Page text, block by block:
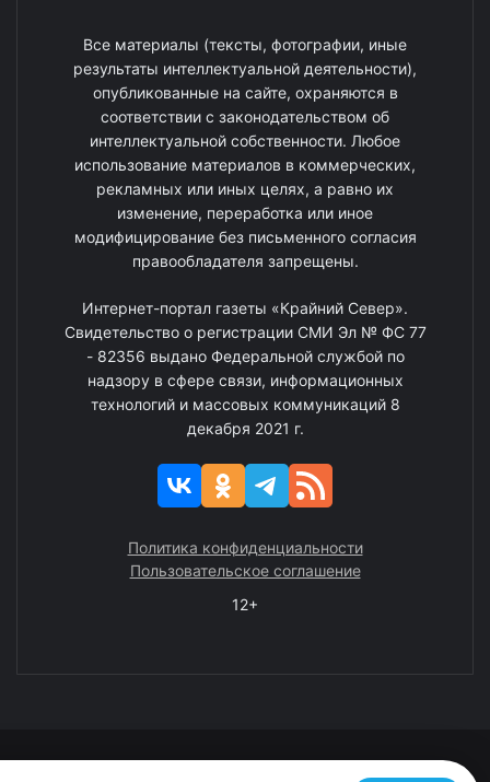
Все материалы (тексты, фотографии, иные
результаты интеллектуальной деятельности),
опубликованные на сайте, охраняются в
соответствии с законодательством об
интеллектуальной собственности. Любое
использование материалов в коммерческих,
рекламных или иных целях, а равно их
изменение, переработка или иное
модифицирование без письменного согласия
правообладателя запрещены.
Интернет-портал газеты «Крайний Север».
Свидетельство о регистрации СМИ Эл № ФС 77
- 82356 выдано Федеральной службой по
надзору в сфере связи, информационных
технологий и массовых коммуникаций 8
декабря 2021 г.
Политика конфиденциальности
Пользовательское соглашение
12+